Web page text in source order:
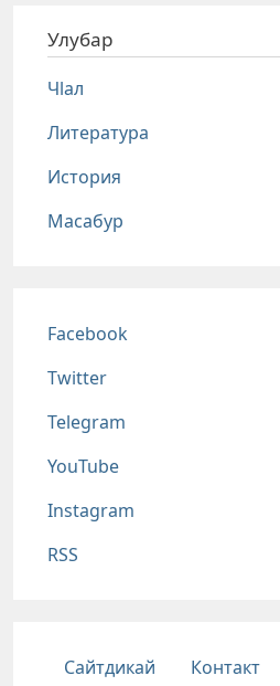
Улубар
Чlал
Литература
История
Масабур
Соц сети
Facebook
Twitter
Telegram
YouTube
Instagram
RSS
Подвал
Сайтдикай Контакт